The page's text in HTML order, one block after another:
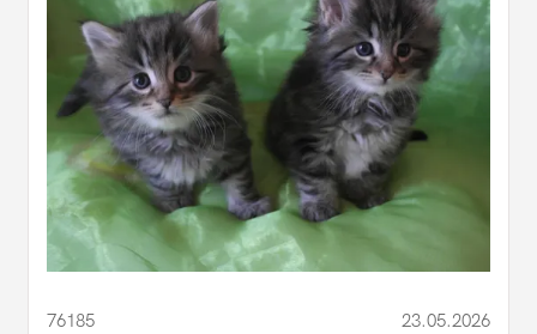
76185 23.05.2026